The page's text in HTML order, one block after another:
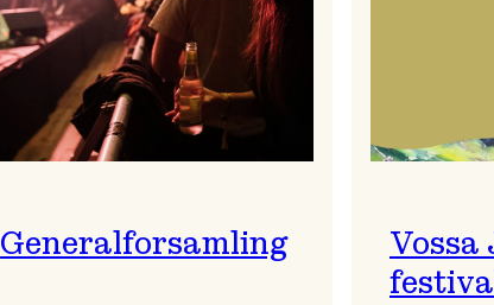
Generalforsamling
Vossa